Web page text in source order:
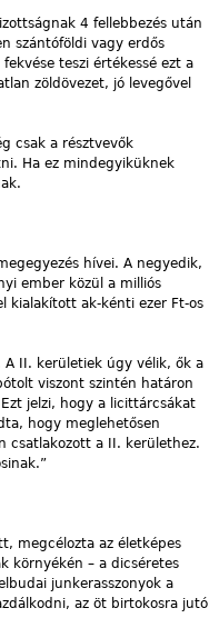
4 fellebbezés után
szántóföldi vagy erdős
teszi értékessé ezt a
zöldövezet, jó levegővel
csak a résztvevők
Ha ez mindegyiküknek
hívei. A negyedik,
ember közül a milliós
kialakított ak-kénti ezer Ft-os
A II. kerületiek úgy vélik, ők a
viszont szintén határon
jelzi, hogy a licittárcsákat
hogy meglehetősen
csatlakozott a II. kerülethez.
megcélozta az életképes
környékén – a dicséretes
junkerasszonyok a
az öt birtokosra jutó